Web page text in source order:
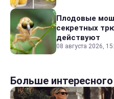
Плодовые
секретных
действуют
08 августа 2026,
Больше интересного